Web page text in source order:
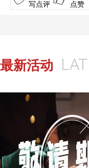
写点评 点赞
最新活动